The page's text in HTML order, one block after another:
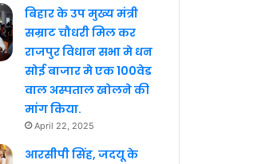
बिहार के उप मुख्य मंत्री
सम्राट चौधरी मिल कर
राजपुर विधान सभा मे धन
सोई बाजार मे एक 100वेड
वाल अस्पताल खोलने की
मांग किया.
April 22, 2025
आरसीपी सिंह, जदयू के